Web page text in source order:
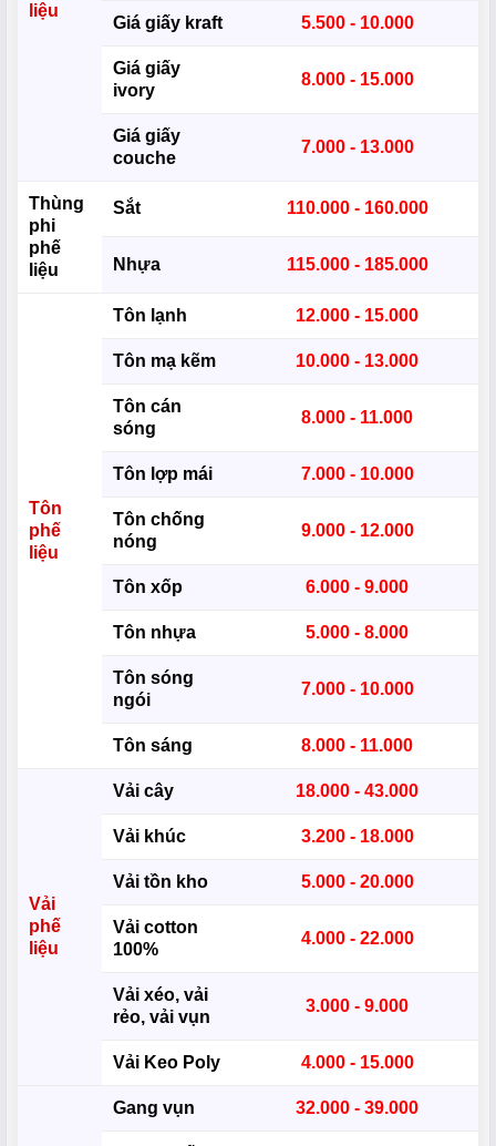
liệu
Giá giấy kraft 5.500 - 10.000
Giá giấy
ivory
8.000 - 15.000
Giá giấy
couche
7.000 - 13.000
Thùng
phi
phế
liệu
Sắt 110.000 - 160.000
Nhựa 115.000 - 185.000
Tôn
phế
liệu
Tôn lạnh 12.000 - 15.000
Tôn mạ kẽm 10.000 - 13.000
Tôn cán
sóng
8.000 - 11.000
Tôn lợp mái 7.000 - 10.000
Tôn chống
nóng
9.000 - 12.000
Tôn xốp 6.000 - 9.000
Tôn nhựa 5.000 - 8.000
Tôn sóng
ngói
7.000 - 10.000
Tôn sáng 8.000 - 11.000
Vải
phế
liệu
Vải cây 18.000 - 43.000
Vải khúc 3.200 - 18.000
Vải tồn kho 5.000 - 20.000
Vải cotton
100%
4.000 - 22.000
Vải xéo, vải
rẻo, vải vụn
3.000 - 9.000
Vải Keo Poly 4.000 - 15.000
Gang vụn 32.000 - 39.000